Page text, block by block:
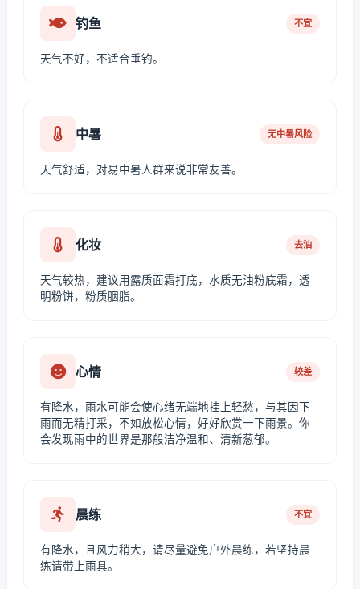
钓鱼 不宜
天气不好，不适合垂钓。
中暑 无中暑风险
天气舒适，对易中暑人群来说非常友善。
化妆 去油
天气较热，建议用露质面霜打底，水质无油粉底霜，透
明粉饼，粉质胭脂。
心情 较差
有降水，雨水可能会使心绪无端地挂上轻愁，与其因下
雨而无精打采，不如放松心情，好好欣赏一下雨景。你
会发现雨中的世界是那般洁净温和、清新葱郁。
晨练 不宜
有降水，且风力稍大，请尽量避免户外晨练，若坚持晨
练请带上雨具。